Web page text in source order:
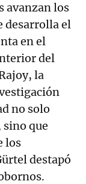
avanzan los
desarrolla el
en el
del
la
no solo
sino que
los
destapó